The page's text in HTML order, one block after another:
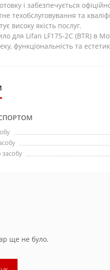
і забезпечується
техобслуговування та
високу якість послуг.
для Lifan LF175-2С (BTR) в
функціональність та
ще не було.